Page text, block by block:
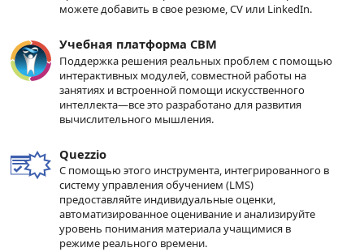
можете добавить в свое резюме, CV или LinkedIn.
Учебная платформа CBM
Поддержка решения реальных проблем с помощью
интерактивных модулей, совместной работы на
занятиях и встроенной помощи искусственного
интеллекта—все это разработано для развития
вычислительного мышления.
Quezzio
С помощью этого инструмента, интегрированного в
систему управления обучением (LMS)
предоставляйте индивидуальные оценки,
автоматизированное оценивание и анализируйте
уровень понимания материала учащимися в
режиме реального времени.